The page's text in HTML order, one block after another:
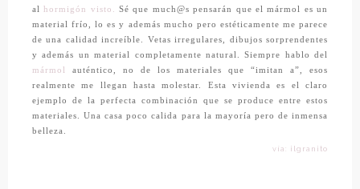
al hormigón visto.
Sé que much@s pensarán que el mármol es un
material frío, lo es y además mucho pero estéticamente me parece
de una calidad increíble. Vetas irregulares, dibujos sorprendentes
y además un material completamente natural. Siempre hablo del
mármol
auténtico, no de los materiales que “imitan a”, esos
realmente me llegan hasta molestar. Esta vivienda es el claro
ejemplo de la perfecta combinación que se produce entre estos
materiales. Una casa poco calida para la mayoría pero de inmensa
belleza.
vía: ilgranito